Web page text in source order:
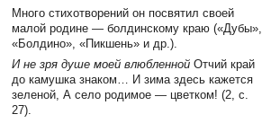
Много стихотворений он посвятил своей
малой родине — болдинскому краю («Дубы»,
«Болдино», «Пикшень» и др.).
И не зря душе моей влюбленной Отчий край
до камушка знаком… И зима здесь кажется
зеленой, А село родимое — цветком! (2, с.
27).